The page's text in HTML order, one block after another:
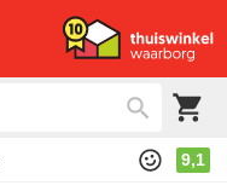
9,1